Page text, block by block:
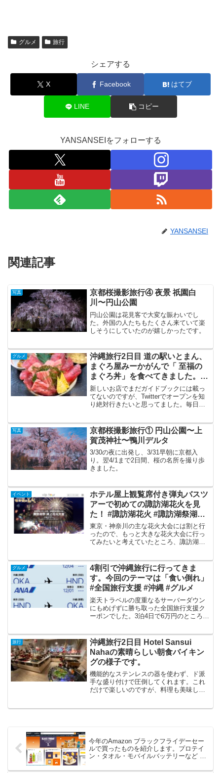
グルメ 旅行
シェアする
X Facebook はてブ
LINE コピー
YANSANSEIをフォローする
YANSANSEI
関連記事
写真
京都桜撮影旅行④ 夜景 祇園白
川〜円山公園
円山公園は花見客で大変な賑わいでし
た。外国の人たちもたくさん来ていて楽
しそうにしていたのが嬉しかったです。
グルメ
沖縄旅行2日目 道の駅いとまん、
まぐろ屋みーかがんで「 至福の
まぐろ丼」を食べてきました。 #
海鮮丼
新しいお店でまだガイドブックには載っ
てないのですが、Twitterでオープンを知
り絶対行きたいと思ってました。毎日ま
ね。全てレストランで使い切らなくても
良いというわけです...
写真
京都桜撮影旅行① 円山公園〜上
賀茂神社〜鴨川デルタ
3/30の夜に出発し、3/31早朝に京都入
り。翌4/1まで2日間、桜の名所を撮り歩
きました。
イベント
ホテル屋上観覧席付き弾丸バスツ
アーで初めての諏訪湖花火を見
た！ #諏訪湖花火 #諏訪湖祭湖上
花火大会
東京・神奈川の主な花火大会には割と行
ったので、もっと大きな花火大会に行っ
てみたいと考えていたところ、諏訪湖花
丸ツアーなので帰りは車中泊。夜明け前
に駅で降ろされます。宿泊...
グルメ
4割引で沖縄旅行に行ってきま
す。今回のテーマは「食い倒れ」
#全国旅行支援 #沖縄 #グルメ
楽天トラベルの度重なるサーバーダウン
にもめげずに勝ち取った全国旅行支援ク
ーポンでした。3泊4日で6万円のところ
ごせませんが丸2日はいろいろ下調べをし
てきましたので、...
旅行
沖縄旅行2日目 Hotel Sansui
Nahaの素晴らしい朝食バイキン
グの様子です。
機能的なステンレスの器を使わず、ド派
手な盛り付けで圧倒してくれます。これ
だけで楽しいのですが、料理も美味し
今年のAmazon ブラックフライデーセー
ルで買ったものを紹介します。プロテイ
ン・タオル・モバイルバッテリーなど #